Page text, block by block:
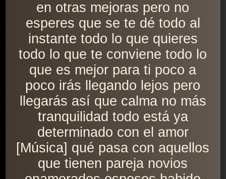
en otras mejoras pero no
esperes que se te dé todo al
instante todo lo que quieres
todo lo que te conviene todo lo
que es mejor para ti poco a
poco irás llegando lejos pero
llegarás así que calma no más
tranquilidad todo está ya
determinado con el amor
[Música] qué pasa con aquellos
que tienen pareja novios